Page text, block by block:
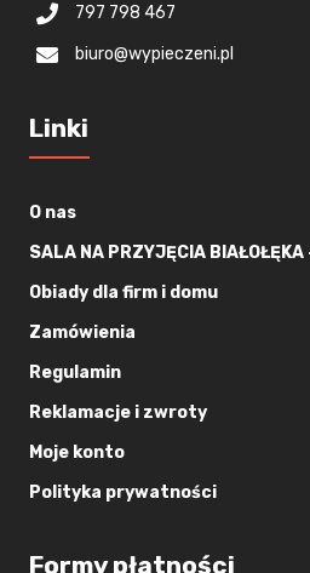
797 798 467
biuro@wypieczeni.pl
Linki
O nas
SALA NA PRZYJĘCIA BIAŁOŁĘKA
Obiady dla firm i domu
Zamówienia
Regulamin
Reklamacje i zwroty
Moje konto
Polityka prywatności
Formy płatności